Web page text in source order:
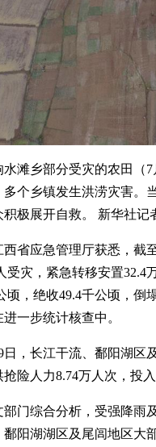
乡部分受灾的农田（7
多个乡镇发生洪涝灾害。
极展开自救。 新华社记
应急管理厅获悉，截至
受灾，紧急转移安置32.4
顷，绝收49.4千公顷，倒
一步统计核查中。
长江干流、鄱阳湖区及
险人力8.74万人次，投入
综合分析，受强降雨
鄱阳湖湖区及尾闾地区大